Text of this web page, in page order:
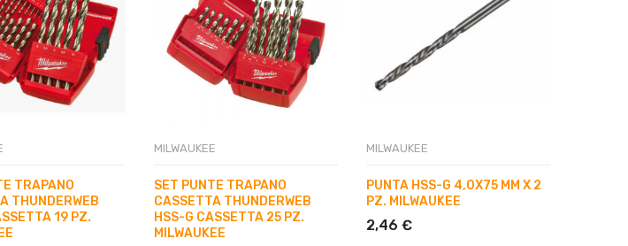
TRAPANO
THUNDERWEB
19 PZ.
MILWAUKEE
SET PUNTE TRAPANO
CASSETTA THUNDERWEB
HSS-G CASSETTA 25 PZ.
MILWAUKEE
MILWAUKEE
PUNTA HSS-G 4,0X75 MM X 2
PZ. MILWAUKEE
2,46 €